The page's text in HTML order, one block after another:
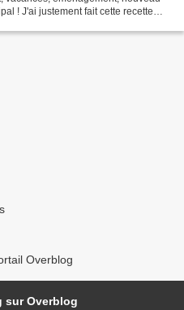
! J'ai justement fait cette recette
Overblog
sur Overblog